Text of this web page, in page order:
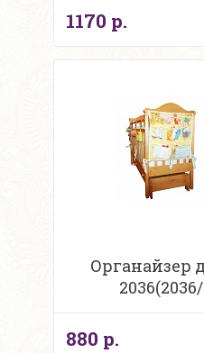
1170 р.
Органайзер
880 р.